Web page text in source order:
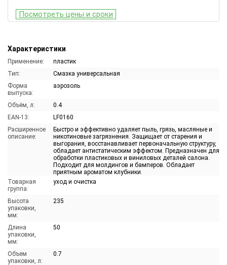
Характеристики
Применение:
пластик
Тип:
Смазка универсальная
Форма
выпуска:
аэрозоль
Объём, л:
0.4
EAN-13:
LF0160
Расширенное
описание:
Быстро и эффективно удаляет пыль, грязь, масляные и
никотиновые загрязнения. Защищает от старения и
выгорания, восстанавливает первоначальную структуру,
обладает антистатическим эффектом. Предназначен для
обработки пластиковых и виниловых деталей салона.
Подходит для молдингов и бамперов. Обладает
приятным ароматом клубники.
Товарная
группа:
уход и очистка
Высота
упаковки,
мм:
235
Длина
упаковки,
мм:
50
Объем
упаковки, л:
0.7
Посмотреть цены и сроки